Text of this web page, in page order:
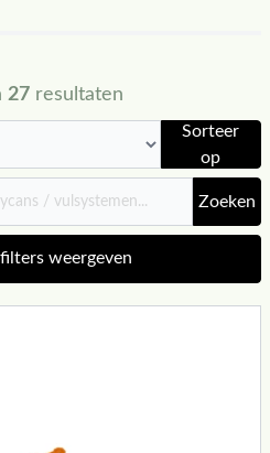
27 resultaten
Sorteer
op
Zoeken
weergeven